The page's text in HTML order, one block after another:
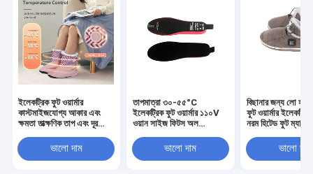
ইলেকট্রিক ফুট ওয়ার্মার
কাস্টমাইজযোগ্য আকার এবং
ক্ষমতা তাত্ক্ষণিক তাপ এবং দূর
প্রবাহ উন্নত করতে প্রস্তাব
ভালো দাম
তাপমাত্রা ৩০-৫৫°C
ইলেকট্রিক ফুট ওয়ার্মার ১১০V
ওয়ান সাইজ ফিটস অল
আরামদায়ক উষ্ণতা ও স্বাচ্ছন্দ্যের
জন্য
ভালো দাম
বিছানার জন্য লো হাই
ফুট ওয়ার্মার
নরম হিটেড ফুট ম্যাট
ভালো দাম